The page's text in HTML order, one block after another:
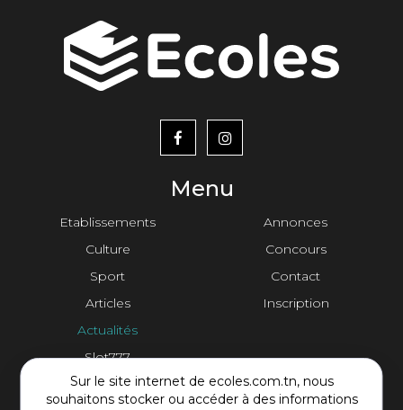
Sur le site internet de ecoles.com.tn, nous
souhaitons stocker ou accéder à des informations
Menu
Etablissements
Culture
Sport
Articles
Actualités
Slot777
menu
footer2
Annonces
Concours
Contact
Inscription
Contact Plateforme